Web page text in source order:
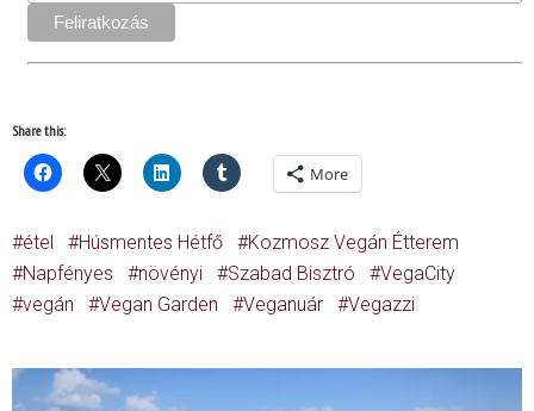
Share this:
More
étel Húsmentes Hétfő
Kozmosz Vegán Étterem
Napfényes
növényi Szabad Bisztró
VegaCity
vegán
Vegan Garden Veganuár Vegazzi